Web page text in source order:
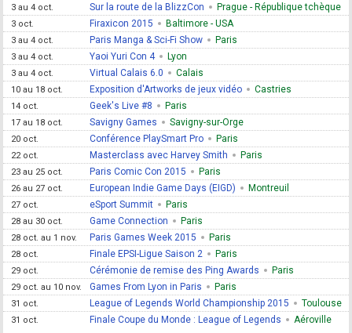
3 au 4 oct. Sur la route de la BlizzCon Prague - République tchèque
3 oct. Firaxicon 2015 Baltimore - USA
3 au 4 oct. Paris Manga & Sci-Fi Show Paris
3 au 4 oct. Yaoi Yuri Con 4 Lyon
3 au 4 oct. Virtual Calais 6.0 Calais
10 au 18 oct. Exposition d'Artworks de jeux vidéo Castries
14 oct. Geek's Live #8 Paris
17 au 18 oct. Savigny Games Savigny-sur-Orge
20 oct. Conférence PlaySmart Pro Paris
22 oct. Masterclass avec Harvey Smith Paris
23 au 25 oct. Paris Comic Con 2015 Paris
26 au 27 oct. European Indie Game Days (EIGD) Montreuil
27 oct. eSport Summit Paris
28 au 30 oct. Game Connection Paris
28 oct. au 1 nov. Paris Games Week 2015 Paris
28 oct. Finale EPSI-Ligue Saison 2 Paris
29 oct. Cérémonie de remise des Ping Awards Paris
29 oct. au 10 nov. Games From Lyon in Paris Paris
31 oct. League of Legends World Championship 2015 Toulouse
31 oct. Finale Coupe du Monde : League of Legends Aéroville